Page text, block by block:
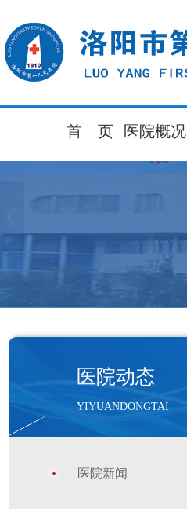
首 页 医院概况
医院动态
YIYUANDONGTAI
医院新闻